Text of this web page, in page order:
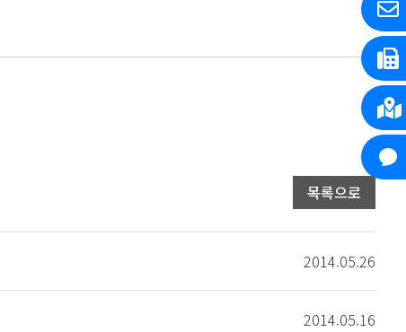
목록으로
2014.05.26
2014.05.16